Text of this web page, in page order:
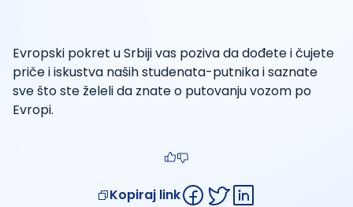
Evropski pokret u Srbiji vas poziva da dođete i čujete
priče i iskustva naših studenata-putnika i saznate
sve što ste želeli da znate o putovanju vozom po
Evropi.
Kopiraj link